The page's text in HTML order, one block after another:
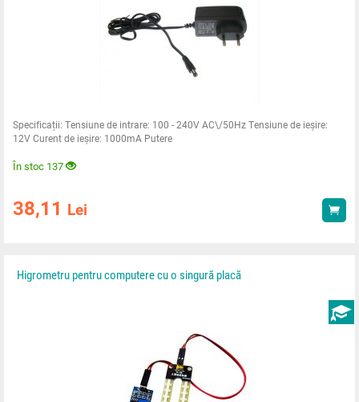
Specificații: Tensiune de intrare: 100 - 240V AC\/50Hz Tensiune de ieșire:
12V Curent de ieșire: 1000mA Putere
În stoc 137
38,11 Lei
Higrometru pentru computere cu o singură placă